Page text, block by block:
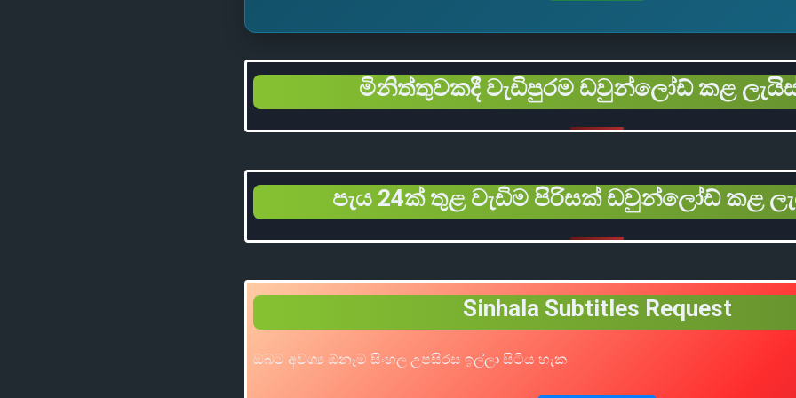
මිනිත්තුවකදී වැඩිපුරම ඩවුන්ලෝඩ් කළ
පැය 24ක් තුළ වැඩිම පිරිසක් ඩවුන්ලෝඩ් කළ
Sinhala Subtitles Request
ඔබට අවශ්‍ය ඕනෑම සිංහල උපසිරස ඉල්ලා සිටිය හැක